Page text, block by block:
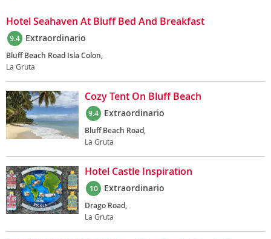
Hotel Seahaven At Bluff Bed And Breakfast
9.4 Extraordinario
Bluff Beach Road Isla Colon,
La Gruta
Cozy Tent On Bluff Beach
9.4 Extraordinario
Bluff Beach Road,
La Gruta
Hotel Castle Inspiration
10 Extraordinario
Drago Road,
La Gruta